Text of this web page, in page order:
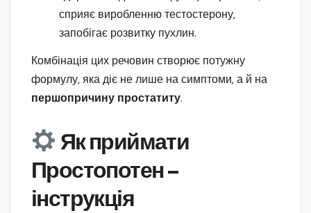
сприяє виробленню тестостерону,
запобігає розвитку пухлин.
Комбінація цих речовин створює потужну
формулу, яка діє не лише на симптоми, а й на
першопричину простатиту.
Як приймати
Простопотен –
інструкція